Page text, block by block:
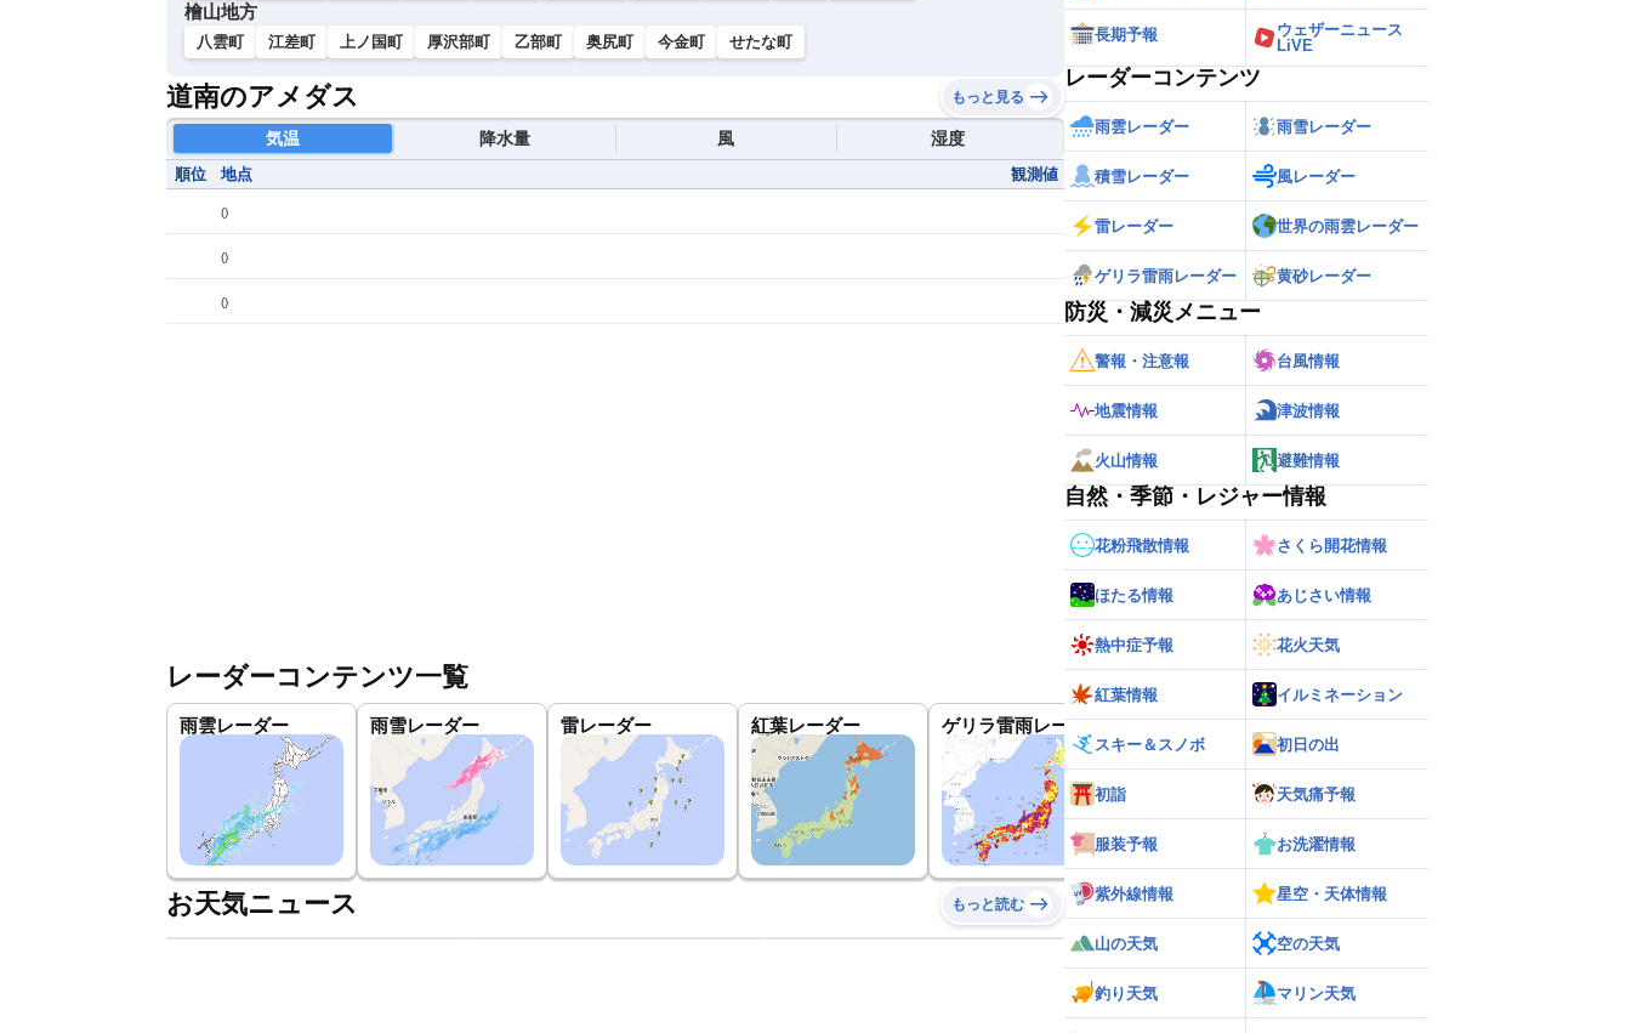
檜山地方
八雲町 江差町 上ノ国町 厚沢部町 乙部町 奥尻町 今金町 せたな町
道南のアメダス もっと見る
気温 降水量 風 湿度
順位 地点 観測値
()
()
()
レーダーコンテンツ一覧
雨雲レーダー 雨雪レーダー 雷レーダー 紅葉レーダー ゲリラ雷雨レーダー 世界の雨雲レーダー
お天気ニュース もっと読む
長期予報
ウェザーニュース
LiVE
レーダーコンテンツ
雨雲レーダー 雨雪レーダー
積雪レーダー 風レーダー
雷レーダー 世界の雨雲レーダー
ゲリラ雷雨レーダー 黄砂レーダー
防災・減災メニュー
警報・注意報 台風情報
地震情報 津波情報
火山情報 避難情報
自然・季節・レジャー情報
花粉飛散情報 さくら開花情報
ほたる情報 あじさい情報
熱中症予報 花火天気
紅葉情報 イルミネーション
スキー＆スノボ 初日の出
初詣 天気痛予報
服装予報 お洗濯情報
紫外線情報 星空・天体情報
山の天気 空の天気
釣り天気 マリン天気